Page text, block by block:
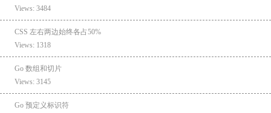
Views: 3484
CSS 左右两边始终各占50%
Views: 1318
Go 数组和切片
Views: 3145
Go 预定义标识符